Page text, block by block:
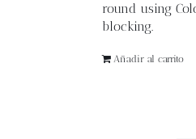
round using
blocking.
Añadir al carrito